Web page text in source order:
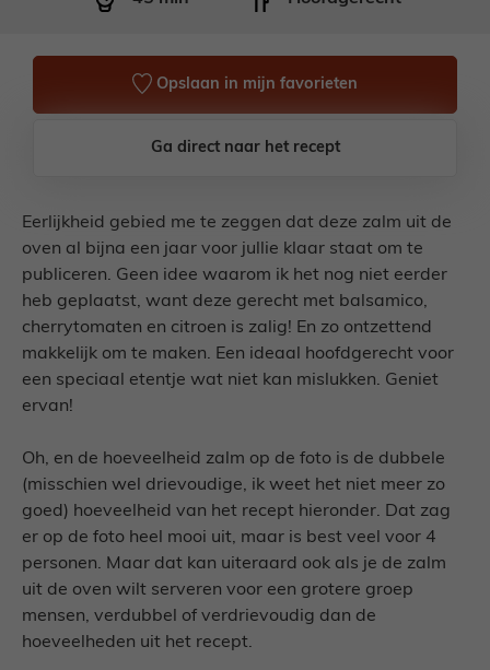
Opslaan in mijn favorieten
Ga direct naar het recept
Eerlijkheid gebied me te zeggen dat deze zalm uit de
oven al bijna een jaar voor jullie klaar staat om te
publiceren. Geen idee waarom ik het nog niet eerder
heb geplaatst, want deze gerecht met balsamico,
cherrytomaten en citroen is zalig! En zo ontzettend
makkelijk om te maken. Een ideaal hoofdgerecht voor
een speciaal etentje wat niet kan mislukken. Geniet
ervan!
Oh, en de hoeveelheid zalm op de foto is de dubbele
(misschien wel drievoudige, ik weet het niet meer zo
goed) hoeveelheid van het recept hieronder. Dat zag
er op de foto heel mooi uit, maar is best veel voor 4
personen. Maar dat kan uiteraard ook als je de zalm
uit de oven wilt serveren voor een grotere groep
mensen, verdubbel of verdrievoudig dan de
hoeveelheden uit het recept.